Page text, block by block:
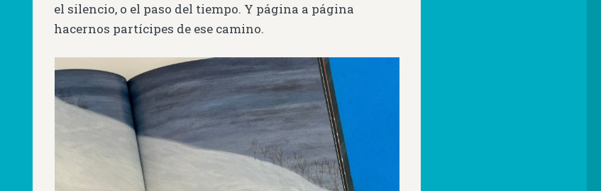
el silencio, o el paso del tiempo. Y página a página
hacernos partícipes de ese camino.